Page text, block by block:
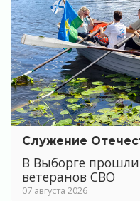
Служение
В Выборге
ветеранов СВО
07 августа 2026